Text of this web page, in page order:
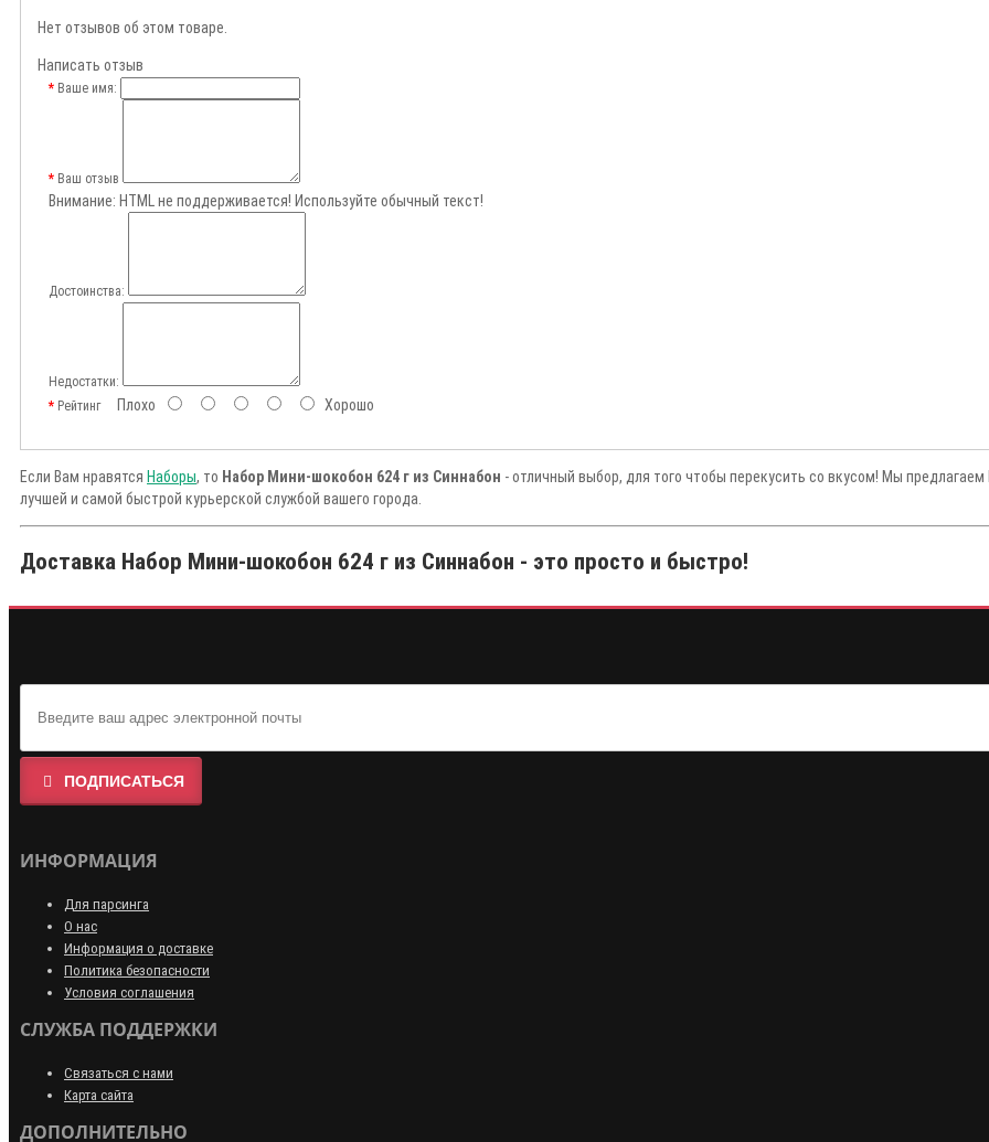
Нет отзывов об этом товаре.
Написать отзыв
Ваше имя:
Ваш отзыв
Внимание: HTML не поддерживается! Используйте обычный текст!
Достоинства:
Недостатки:
РейтингПлохо Хорошо
Если Вам нравятся Наборы, то Набор Мини-шокобон 624 г из Синнабон - отличный выбор, для того чтобы перекусить со вкусом! Мы предлагаем
лучшей и самой быстрой курьерской службой вашего города.
Доставка Набор Мини-шокобон 624 г из Синнабон - это просто и быстро!
ПОДПИСАТЬСЯ
ИНФОРМАЦИЯ
Для парсинга
О нас
Информация о доставке
Политика безопасности
Условия соглашения
СЛУЖБА ПОДДЕРЖКИ
Связаться с нами
Карта сайта
ДОПОЛНИТЕЛЬНО